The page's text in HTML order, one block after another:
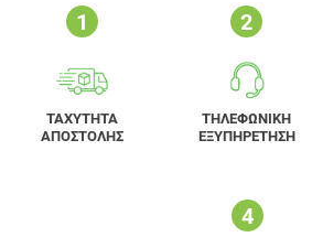
ΤΑΧΥΤΗΤΑ
ΑΠΟΣΤΟΛΗΣ
ΤΗΛΕΦΩΝΙΚΗ
ΕΞΥΠΗΡΕΤΗΣΗ